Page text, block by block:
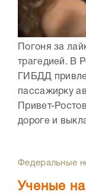
Погоня за
трагедией. В
ГИБДД
пассажирку
Привет-
дороге и
Федеральные
Ученые